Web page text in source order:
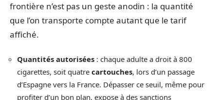
frontière n’est pas un geste anodin : la quantité
que l’on transporte compte autant que le tarif
affiché.
Quantités autorisées : chaque adulte a droit à 800
cigarettes, soit quatre cartouches, lors d’un passage
d’Espagne vers la France. Dépasser ce seuil, même pour
profiter d’un bon plan, expose à des sanctions